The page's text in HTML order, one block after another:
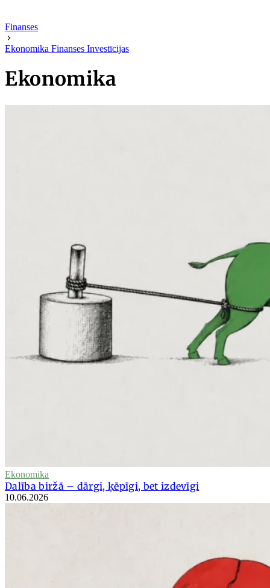
Finanses
Ekonomika Finanses Investīcijas
Ekonomika
Ekonomika
Dalība biržā – dārgi, ķēpīgi, bet izdevīgi
10.06.2026